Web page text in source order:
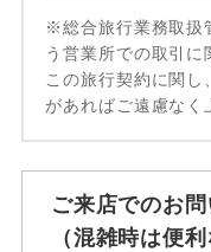
※総合旅行業務取扱
う営業所での取引に
この旅行契約に関
があればご遠慮なく
ご来店でのお
（混雑時は便